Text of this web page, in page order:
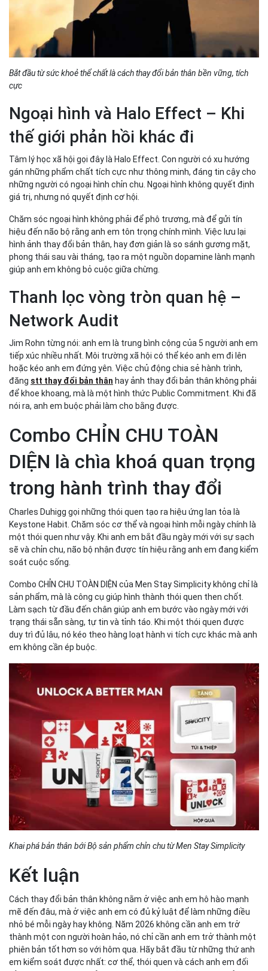
Bắt đầu từ sức khoẻ thể chất là cách thay đổi bản thân bền vững, tích
cực
Ngoại hình và Halo Effect – Khi
thế giới phản hồi khác đi
Tâm lý học xã hội gọi đây là Halo Effect. Con người có xu hướng
gán những phẩm chất tích cực như thông minh, đáng tin cậy cho
những người có ngoại hình chỉn chu. Ngoại hình không quyết định
giá trị, nhưng nó quyết định cơ hội.
Chăm sóc ngoại hình không phải để phô trương, mà để gửi tín
hiệu đến não bộ rằng anh em tôn trọng chính mình. Việc lưu lại
hình ảnh thay đổi bản thân, hay đơn giản là so sánh gương mặt,
phong thái sau vài tháng, tạo ra một nguồn dopamine lành mạnh
giúp anh em không bỏ cuộc giữa chừng.
Thanh lọc vòng tròn quan hệ –
Network Audit
Jim Rohn từng nói: anh em là trung bình cộng của 5 người anh em
tiếp xúc nhiều nhất. Môi trường xã hội có thể kéo anh em đi lên
hoặc kéo anh em đứng yên. Việc chủ động chia sẻ hành trình,
đăng stt thay đổi bản thân hay ảnh thay đổi bản thân không phải
để khoe khoang, mà là một hình thức Public Commitment. Khi đã
nói ra, anh em buộc phải làm cho bằng được.
Combo CHỈN CHU TOÀN
DIỆN là chìa khoá quan trọng
trong hành trình thay đổi
Charles Duhigg gọi những thói quen tạo ra hiệu ứng lan tỏa là
Keystone Habit. Chăm sóc cơ thể và ngoại hình mỗi ngày chính là
một thói quen như vậy. Khi anh em bắt đầu ngày mới với sự sạch
sẽ và chỉn chu, não bộ nhận được tín hiệu rằng anh em đang kiểm
soát cuộc sống.
Combo CHỈN CHU TOÀN DIỆN của Men Stay Simplicity không chỉ là
sản phẩm, mà là công cụ giúp hình thành thói quen then chốt.
Làm sạch từ đầu đến chân giúp anh em bước vào ngày mới với
trạng thái sẵn sàng, tự tin và tỉnh táo. Khi một thói quen được
duy trì đủ lâu, nó kéo theo hàng loạt hành vi tích cực khác mà anh
em không cần ép buộc.
Khai phá bản thân bới Bộ sản phẩm chỉn chu từ Men Stay Simplicity
Kết luận
Cách thay đổi bản thân không nằm ở việc anh em hô hào mạnh
mẽ đến đâu, mà ở việc anh em có đủ kỷ luật để làm những điều
nhỏ bé mỗi ngày hay không. Năm 2026 không cần anh em trở
thành một con người hoàn hảo, nó chỉ cần anh em trở thành một
phiên bản tốt hơn so với hôm qua. Hãy bắt đầu từ những thứ anh
em kiểm soát được nhất: cơ thể, thói quen và cách anh em đối